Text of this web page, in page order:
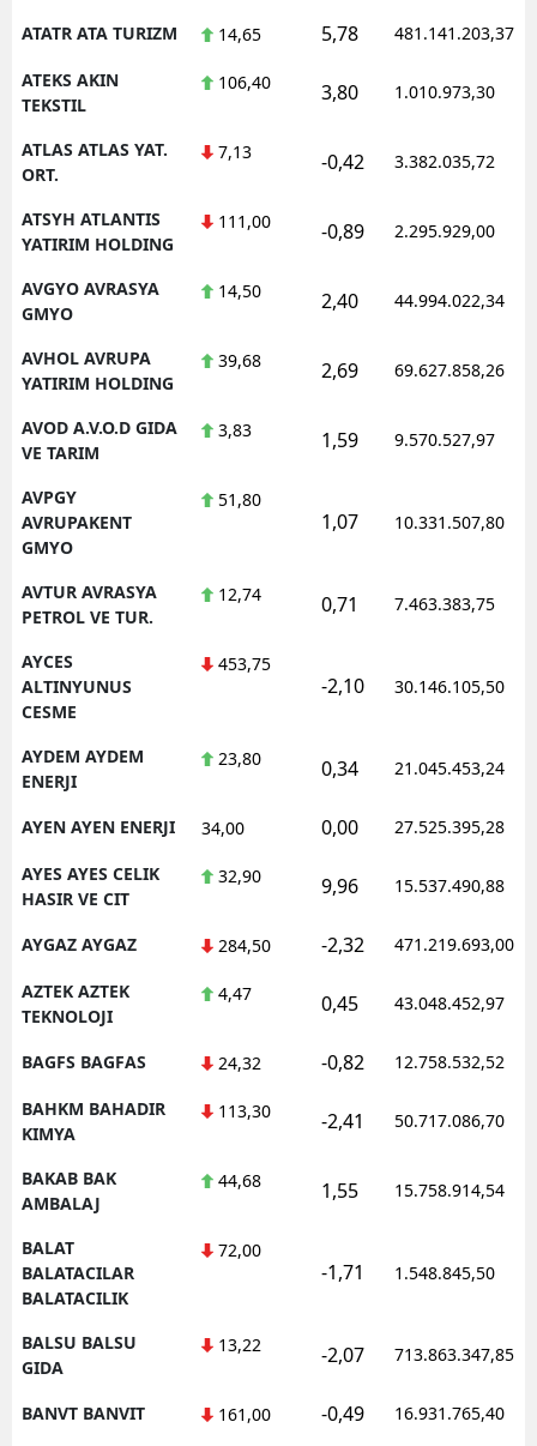
ATATR ATA TURIZM 14,65 5,78 481.141.203,37
ATEKS AKIN
TEKSTIL
106,40 3,80 1.010.973,30
ATLAS ATLAS YAT.
ORT.
7,13 -0,42 3.382.035,72
ATSYH ATLANTIS
YATIRIM HOLDING
111,00 -0,89 2.295.929,00
AVGYO AVRASYA
GMYO
14,50 2,40 44.994.022,34
AVHOL AVRUPA
YATIRIM HOLDING
39,68 2,69 69.627.858,26
AVOD A.V.O.D GIDA
VE TARIM
3,83 1,59 9.570.527,97
AVPGY
AVRUPAKENT
GMYO
51,80
1,07 10.331.507,80
AVTUR AVRASYA
PETROL VE TUR.
12,74 0,71 7.463.383,75
AYCES
ALTINYUNUS
CESME
453,75
-2,10 30.146.105,50
AYDEM AYDEM
ENERJI
23,80 0,34 21.045.453,24
AYEN AYEN ENERJI 34,00 0,00 27.525.395,28
AYES AYES CELIK
HASIR VE CIT
32,90 9,96 15.537.490,88
AYGAZ AYGAZ 284,50 -2,32 471.219.693,00
AZTEK AZTEK
TEKNOLOJI
4,47 0,45 43.048.452,97
BAGFS BAGFAS 24,32 -0,82 12.758.532,52
BAHKM BAHADIR
KIMYA
113,30 -2,41 50.717.086,70
BAKAB BAK
AMBALAJ
44,68 1,55 15.758.914,54
BALAT
BALATACILAR
BALATACILIK
72,00
-1,71 1.548.845,50
BALSU BALSU
GIDA
13,22 -2,07 713.863.347,85
BANVT BANVIT 161,00 -0,49 16.931.765,40